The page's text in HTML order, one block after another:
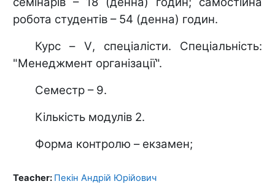
робота студентів – 54 (денна) годин.
Курс – V, спеціалісти. Спеціальність:
"Менеджмент організації".
Семестр – 9.
Кількість модулів 2.
Форма контролю – екзамен;
Teacher: Пекін Андрій Юрійович